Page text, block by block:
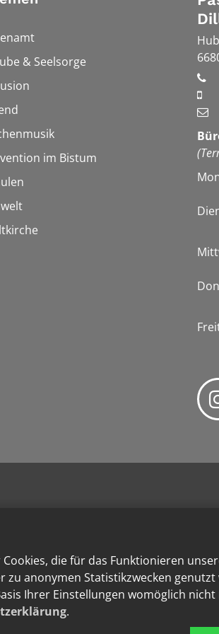
die für das Funktionieren
anonymen Statistikzwecken
Ihrer Einstellungen womöglich
.
& Seelsorge
im Bistum